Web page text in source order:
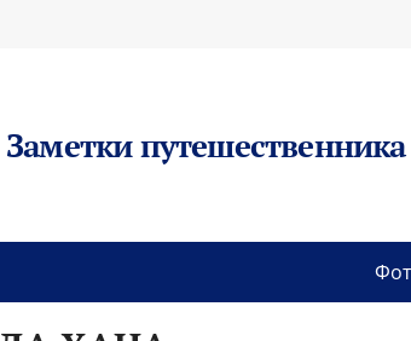
Заметки путешественника